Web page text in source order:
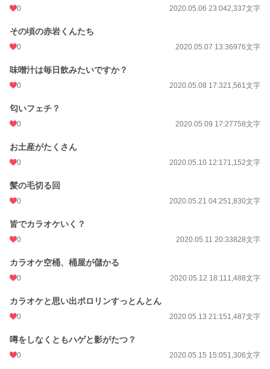
0 2020.05.06 23:042,337文字
その頃の赤岩くんたち
0 2020.05.07 13:36976文字
味噌汁は毎日飲みたいですか？
0 2020.05.08 17:321,561文字
匂いフェチ？
0 2020.05.09 17:27758文字
お土産がたくさん
0 2020.05.10 12:171,152文字
髪の毛切る回
0 2020.05.21 04:251,830文字
皆でカラオケいく？
0 2020.05.11 20:33828文字
カラオケ空桶、桶屋が儲かる
0 2020.05.12 18:111,488文字
カラオケと思い出ポロリンすっとんとん
0 2020.05.13 21:151,487文字
噂をしなくともハゲと影がたつ？
0 2020.05.15 15:051,306文字